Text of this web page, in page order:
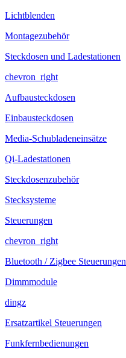
Lichtblenden
Montagezubehör
Steckdosen und Ladestationen
chevron_right
Aufbausteckdosen
Einbausteckdosen
Media-Schubladeneinsätze
Qi-Ladestationen
Steckdosenzubehör
Stecksysteme
Steuerungen
chevron_right
Bluetooth / Zigbee Steuerungen
Dimmmodule
dingz
Ersatzartikel Steuerungen
Funkfernbedienungen